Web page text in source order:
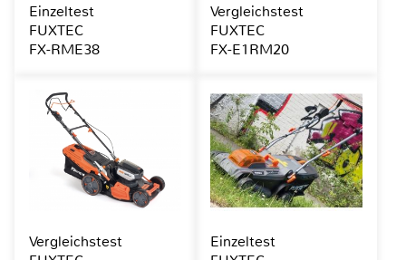
Einzeltest
FUXTEC
FX-RME38
Vergleichstest
FUXTEC
FX-E1RM20
Vergleichstest
Einzeltest